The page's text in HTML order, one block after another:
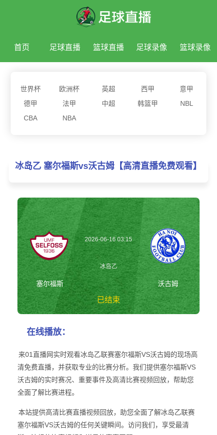
首页 足球直播 篮球直播 足球录像 篮球录像
世界杯 欧洲杯 英超 西甲
意甲
德甲
法甲 中超 韩篮甲
NBL
CBA
NBA
冰岛乙 塞尔福斯vs沃古姆【高清直播免费观看】
塞尔福斯
2026-06-16 03:15
冰岛乙
已结束
沃古姆
在线播放：
来01直播网实时观看冰岛乙联赛塞尔福斯VS沃古姆的现场高
清免费直播，并获取专业的比赛分析。我们提供塞尔福斯VS
沃古姆的实时赛况、重要事件及高清比赛视频回放，帮助您
全面了解比赛进程。
本站提供高清比赛直播视频回放，助您全面了解冰岛乙联赛
塞尔福斯VS沃古姆的任何关键瞬间。访问我们，享受最清